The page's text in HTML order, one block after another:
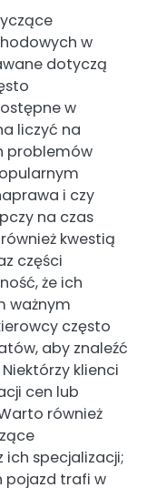
w
dotyczą
w
liczyć na
problemów
i czy
na czas
kwestią
części
że ich
ważnym
często
aby znaleźć
klienci
cen lub
również
specjalizacji;
pojazd trafi w